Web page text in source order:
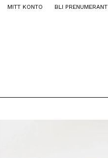
MITT KONTO BLI PRENUMERANT